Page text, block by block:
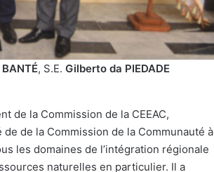
, S.E. Gilberto da PIEDADE
de la Commission de la CEEAC,
de de la Commission de la Communauté à
les domaines de l’intégration régionale
naturelles en particulier. Il a